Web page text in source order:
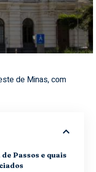
de Minas, com
Passos e quais